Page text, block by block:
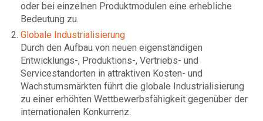
oder bei einzelnen Produktmodulen eine erhebliche
Bedeutung zu.
Globale Industrialisierung
Durch den Aufbau von neuen eigenständigen
Entwicklungs-, Produktions-, Vertriebs- und
Servicestandorten in attraktiven Kosten- und
Wachstumsmärkten führt die globale Industrialisierung
zu einer erhöhten Wettbewerbsfähigkeit gegenüber der
internationalen Konkurrenz.